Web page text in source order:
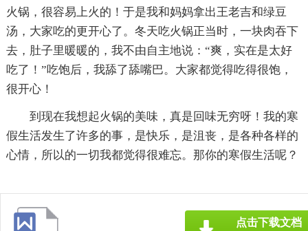
火锅，很容易上火的！于是我和妈妈拿出王老吉和绿豆
汤，大家吃的更开心了。冬天吃火锅正当时，一块肉吞下
去，肚子里暖暖的，我不由自主地说：“爽，实在是太好
吃了！”吃饱后，我舔了舔嘴巴。大家都觉得吃得很饱，
很开心！
到现在我想起火锅的美味，真是回味无穷呀！我的寒
假生活发生了许多的事，是快乐，是沮丧，是各种各样的
心情，所以的一切我都觉得很难忘。那你的寒假生活呢？
点击下载文档